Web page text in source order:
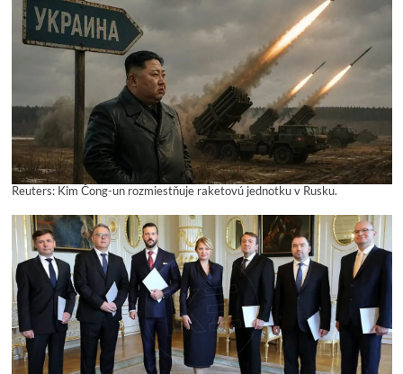
Reuters: Kim Čong-un rozmiestňuje raketovú jednotku v Rusku.